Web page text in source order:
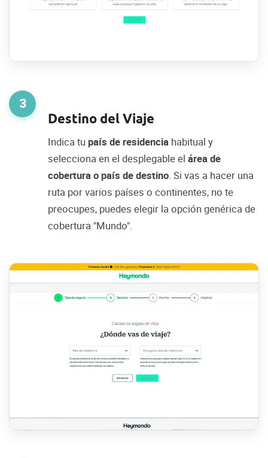
3
Destino del Viaje
Indica tu país de residencia habitual y
selecciona en el desplegable el área de
cobertura o país de destino. Si vas a hacer una
ruta por varios países o continentes, no te
preocupes, puedes elegir la opción genérica de
cobertura "Mundo".